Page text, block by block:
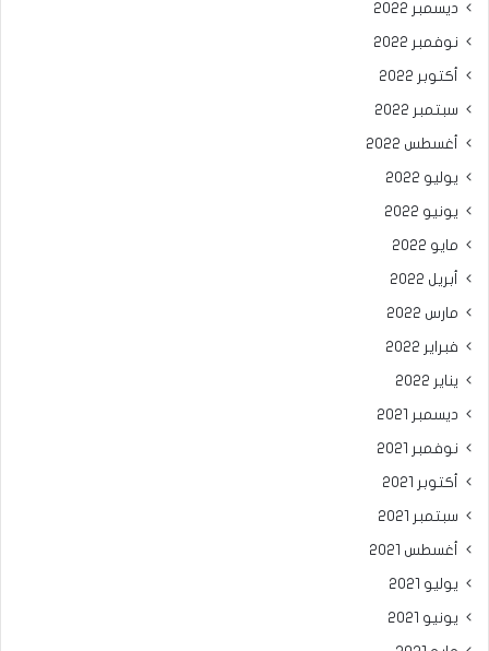
ديسمبر 2022
نوفمبر 2022
أكتوبر 2022
سبتمبر 2022
أغسطس 2022
يوليو 2022
يونيو 2022
مايو 2022
أبريل 2022
مارس 2022
فبراير 2022
يناير 2022
ديسمبر 2021
نوفمبر 2021
أكتوبر 2021
سبتمبر 2021
أغسطس 2021
يوليو 2021
يونيو 2021